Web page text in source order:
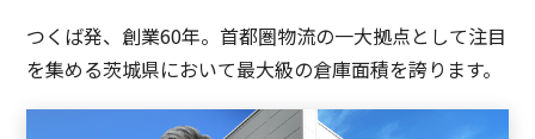
つくば発、創業60年。首都圏物流の一大拠点として注目
を集める茨城県において最大級の倉庫面積を誇ります。